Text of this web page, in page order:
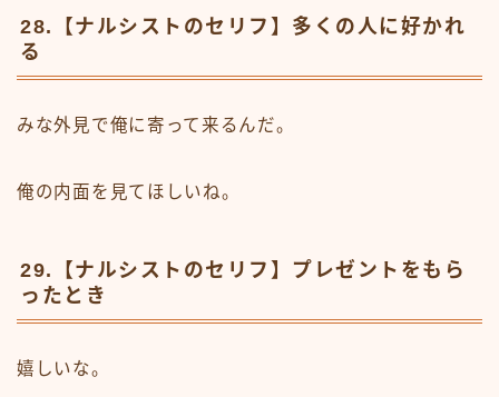
28.【ナルシストのセリフ】多くの人に好かれ
る
みな外見で俺に寄って来るんだ。
俺の内面を見てほしいね。
29.【ナルシストのセリフ】プレゼントをもら
ったとき
嬉しいな。